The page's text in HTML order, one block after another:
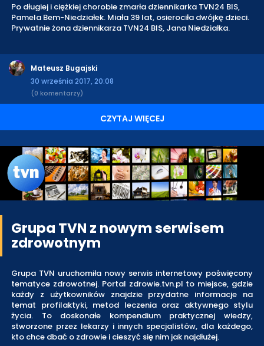
Po długiej i ciężkiej chorobie zmarła dziennikarka TVN24 BIS,
Pamela Bem-Niedziałek. Miała 39 lat, osierociła dwójkę dzieci.
Prywatnie żona dziennikarza TVN24 BIS, Jana Niedziałka.
Mateusz Bugajski
30 września 2017, 20:08
(0 komentarzy)
CZYTAJ WIĘCEJ
Grupa TVN z nowym serwisem
zdrowotnym
Grupa TVN uruchomiła nowy serwis internetowy poświęcony
tematyce zdrowotnej. Portal zdrowie.tvn.pl to miejsce, gdzie
każdy z użytkowników znajdzie przydatne informacje na
temat profilaktyki, metod leczenia oraz aktywnego stylu
życia. To doskonałe kompendium praktycznej wiedzy,
stworzone przez lekarzy i innych specjalistów, dla każdego,
kto chce dbać o zdrowie i cieszyć się nim jak najdłużej.